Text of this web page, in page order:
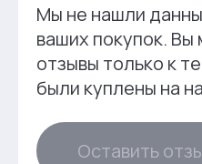
Мы не нашли
ваших покупок.
отзывы только к
были куплены на
Оставить